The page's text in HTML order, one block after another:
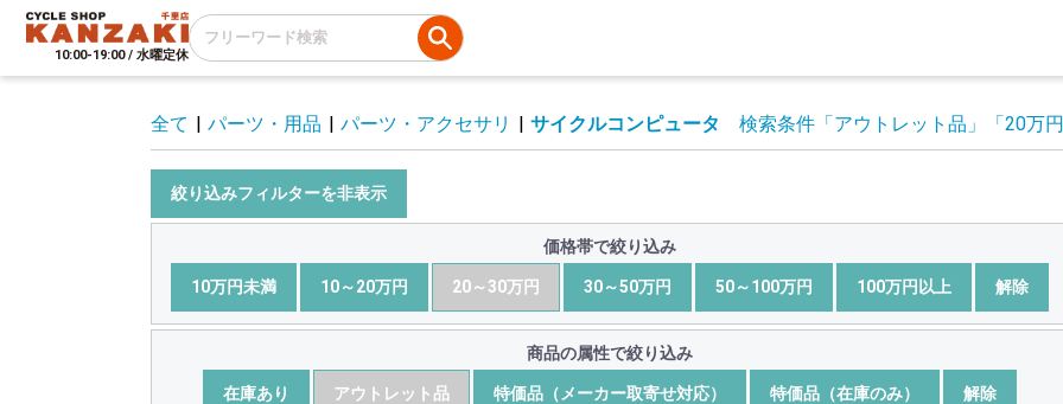
10:00-19:00 / 水曜定休
全て | パーツ・用品 | パーツ・アクセサリ | サイクルコンピュータ 検索条件 「アウトレット品」 「20万
絞り込みフィルターを非表示
価格帯で絞り込み
10万円未満 10～20万円 20～30万円 30～50万円 50～100万円 100万円以上 解除
商品の属性で絞り込み
在庫あり アウトレット品 特価品（メーカー取寄せ対応） 特価品（在庫のみ） 解除